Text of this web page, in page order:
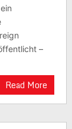
–
Read More